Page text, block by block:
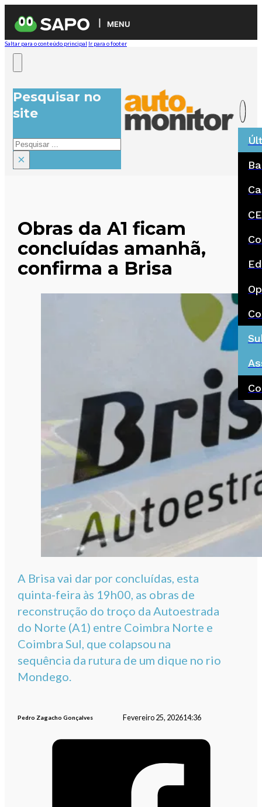
MENU
Saltar para o conteúdo principal Ir para o footer
Pesquisar no
site
Pesquisar
×
Obras da A1 ficam
concluídas amanhã,
confirma a Brisa
A Brisa vai dar por concluídas, esta
quinta-feira às 19h00, as obras de
reconstrução do troço da Autoestrada
do Norte (A1) entre Coimbra Norte e
Coimbra Sul, que colapsou na
sequência da rutura de um dique no rio
Mondego.
Pedro Zagacho Gonçalves Fevereiro 25, 202614:36